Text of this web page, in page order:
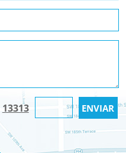
13313